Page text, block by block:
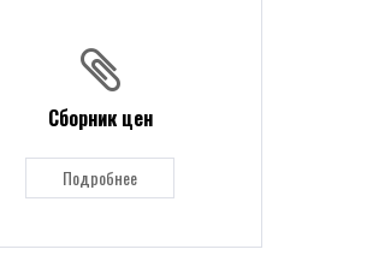
Сборник цен
Подробнее